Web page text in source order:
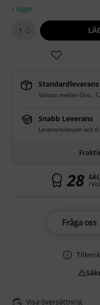
Visa översättning
i lager
1
Standardleverans
Väntas mellan Ons.,
Snabb Leverans
Leveransdatum och
28 i
Fråga oss